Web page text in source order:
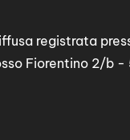
registrata
Fiorentino 2/b